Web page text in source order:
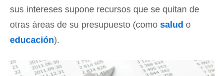
sus intereses supone recursos que se quitan de
otras áreas de su presupuesto (como salud o
educación).